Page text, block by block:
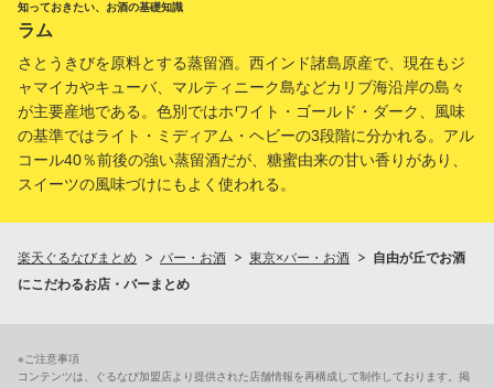
知っておきたい、お酒の基礎知識
ラム
さとうきびを原料とする蒸留酒。西インド諸島原産で、現在もジ
ャマイカやキューバ、マルティニーク島などカリブ海沿岸の島々
が主要産地である。色別ではホワイト・ゴールド・ダーク、風味
の基準ではライト・ミディアム・ヘビーの3段階に分かれる。アル
コール40％前後の強い蒸留酒だが、糖蜜由来の甘い香りがあり、
スイーツの風味づけにもよく使われる。
楽天ぐるなびまとめ バー・お酒 東京×バー・お酒
自由が丘でお酒
にこだわるお店・バーまとめ
※ご注意事項
コンテンツは、ぐるなび加盟店より提供された店舗情報を再構成して制作しております。掲